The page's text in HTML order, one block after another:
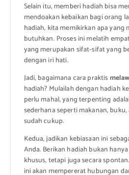
Selain itu, memberi hadiah bisa
mendoakan kebaikan bagi orang
hadiah, kita memikirkan apa yang
butuhkan. Proses ini melatih
yang merupakan sifat-sifat yang
dengan iri hati.
Jadi, bagaimana cara praktis
hadiah? Mulailah dengan hadiah
perlu mahal, yang terpenting
sederhana seperti makanan,
sudah cukup.
Kedua, jadikan kebiasaan ini
Anda. Berikan hadiah bukan
khusus, tetapi juga secara
ini akan mempererat hubungan